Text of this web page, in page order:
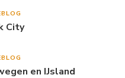
City
en IJsland